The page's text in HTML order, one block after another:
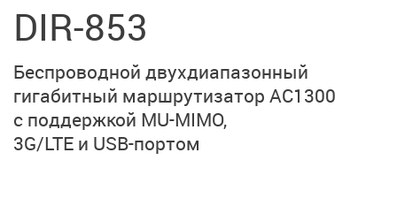
DIR-853
Беспроводной двухдиапазонный
гигабитный маршрутизатор AC1300
с поддержкой MU-MIMO,
3G/LTE и USB-портом